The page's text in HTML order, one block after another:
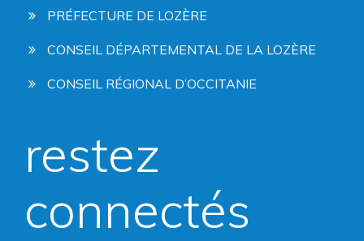
PRÉFECTURE DE LOZÈRE
CONSEIL DÉPARTEMENTAL DE LA LOZÈRE
CONSEIL RÉGIONAL D’OCCITANIE
restez
connectés